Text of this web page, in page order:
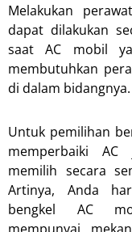
Melakukan
dapat dilakukan
saat AC mobil
membutuhkan
di dalam bidangnya.
Untuk pemilihan
memperbaiki AC
memilih secara
Artinya, Anda
bengkel AC